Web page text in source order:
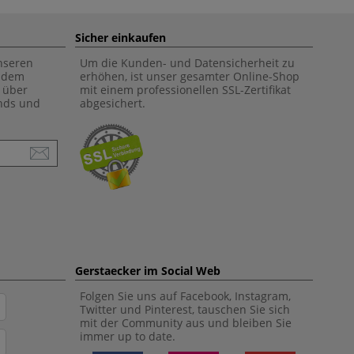
über
und
Sicher einkaufen
Um die Kunden- und Datensicherheit zu
erhöhen, ist unser gesamter Online-Shop
mit einem professionellen SSL-Zertifikat
abgesichert.
Gerstaecker im Social Web
Folgen Sie uns auf Facebook, Instagram,
Twitter und Pinterest, tauschen Sie sich
mit der Community aus und bleiben Sie
immer up to date.